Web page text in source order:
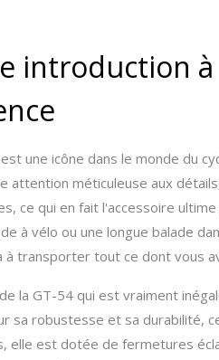
introduction à
une icône dans le monde du
attention méticuleuse aux
ce qui en fait l'accessoire
à vélo ou une longue balade
à transporter tout ce dont vous
la GT-54 qui est vraiment
sa robustesse et sa durabilité,
elle est dotée de fermetures